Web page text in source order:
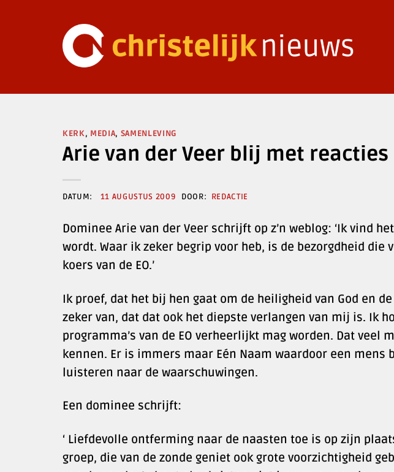
KERK, MEDIA, SAMENLEVING
Arie van der Veer blij met reacties
11 AUGUSTUS 2009 REDACTIE
Dominee Arie van der Veer schrijft op z’n weblog: ‘Ik vind
wordt. Waar ik zeker begrip voor heb, is de bezorgdheid die
koers van de EO.’
Ik proef, dat het bij hen gaat om de heiligheid van God en
zeker van, dat dat ook het diepste verlangen van mij is. Ik
programma’s van de EO verheerlijkt mag worden. Dat veel
kennen. Er is immers maar Eén Naam waardoor een mens
luisteren naar de waarschuwingen.
Een dominee schrijft:
‘ Liefdevolle ontferming naar de naasten toe is op zijn
groep, die van de zonde geniet ook grote voorzichtigheid